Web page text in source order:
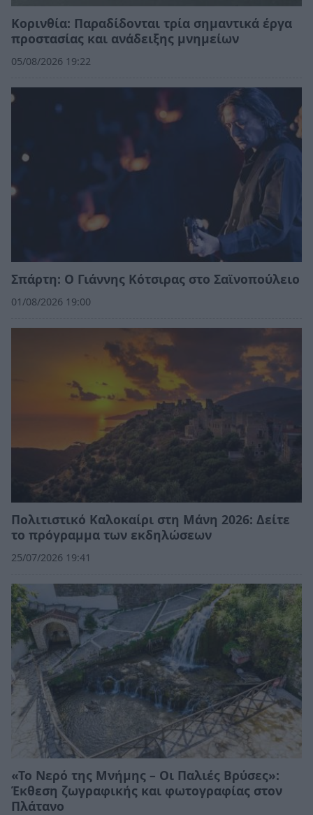
Κορινθία: Παραδίδονται τρία σημαντικά έργα
προστασίας και ανάδειξης μνημείων
05/08/2026 19:22
Σπάρτη: Ο Γιάννης Κότσιρας στο Σαϊνοπούλειο
01/08/2026 19:00
Πολιτιστικό Καλοκαίρι στη Μάνη 2026: Δείτε
το πρόγραμμα των εκδηλώσεων
25/07/2026 19:41
«Το Νερό της Μνήμης – Οι Παλιές Βρύσες»:
Έκθεση ζωγραφικής και φωτογραφίας στον
Πλάτανο